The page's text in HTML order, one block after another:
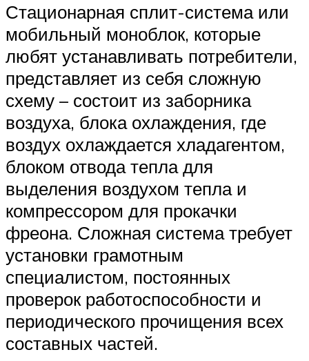
Стационарная сплит-система или
мобильный моноблок, которые
любят устанавливать потребители,
представляет из себя сложную
схему – состоит из заборника
воздуха, блока охлаждения, где
воздух охлаждается хладагентом,
блоком отвода тепла для
выделения воздухом тепла и
компрессором для прокачки
фреона. Сложная система требует
установки грамотным
специалистом, постоянных
проверок работоспособности и
периодического прочищения всех
составных частей.